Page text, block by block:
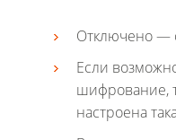
Отключено —
Если
шифрование,
настроена